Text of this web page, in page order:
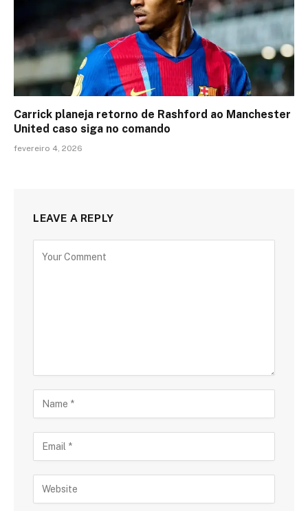
Carrick planeja retorno de Rashford ao Manchester
United caso siga no comando
fevereiro 4, 2026
LEAVE A REPLY